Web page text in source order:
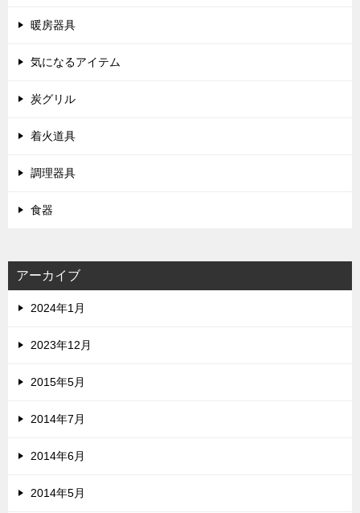
暖房器具
気になるアイテム
炭グリル
着火道具
調理器具
食器
アーカイブ
2024年1月
2023年12月
2015年5月
2014年7月
2014年6月
2014年5月